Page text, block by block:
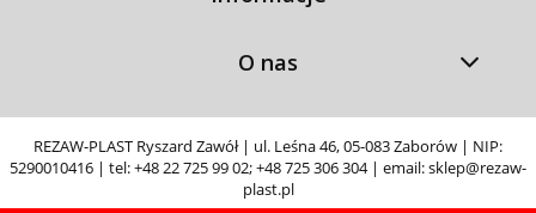
O nas
REZAW-PLAST Ryszard Zawół | ul. Leśna 46, 05-083 Zaborów | NIP:
5290010416 | tel:+48 22 725 99 02;+48 725 306 304| email:sklep@rezaw-
plast.pl